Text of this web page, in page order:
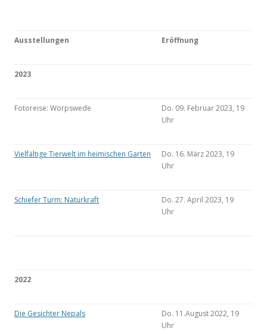
Ausstellungen Eröffnung
2023
Fotoreise: Worpswede
Do. 09. Februar 2023, 19
Uhr
Vielfältige Tierwelt im heimischen Garten
Do. 16. März 2023, 19
Uhr
Schiefer Turm: Naturkraft
Do. 27. April 2023, 19
Uhr
2022
Die Gesichter Nepals
Do. 11.August 2022, 19
Uhr